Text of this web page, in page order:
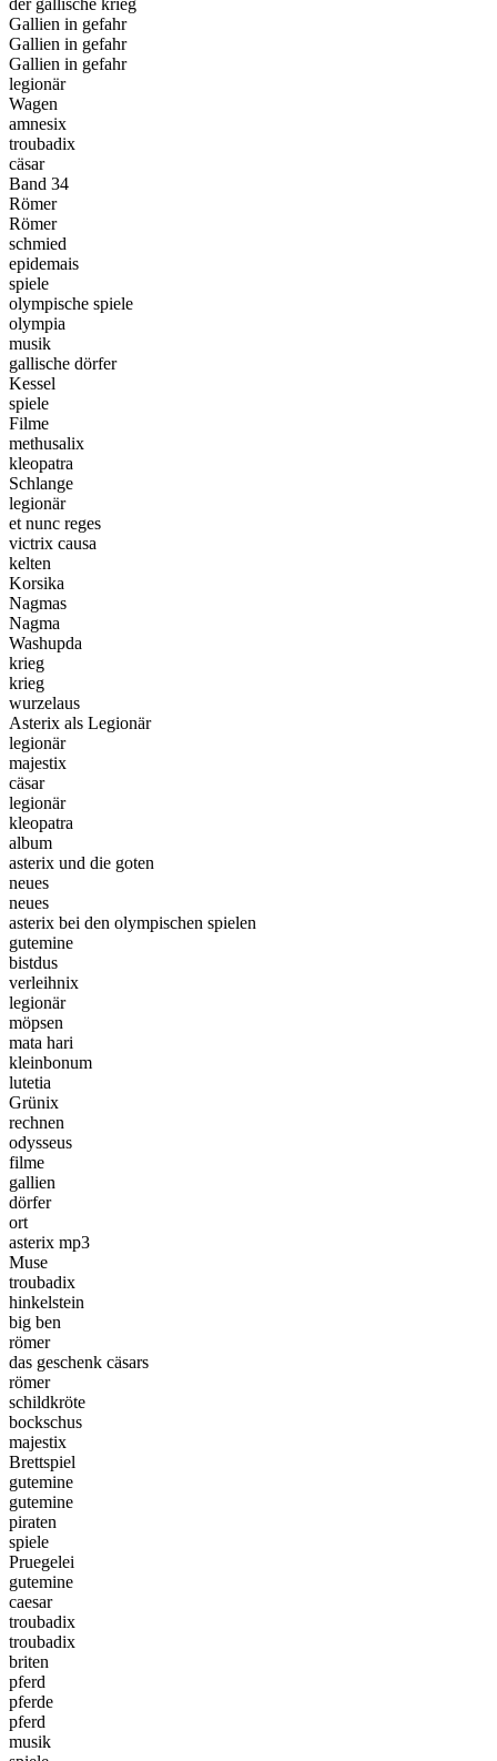
Gallien in gefahr
Gallien in gefahr
Gallien in gefahr
legionär
Wagen
amnesix
troubadix
cäsar
Band 34
Römer
Römer
schmied
epidemais
spiele
olympische spiele
olympia
musik
gallische dörfer
Kessel
spiele
Filme
methusalix
kleopatra
Schlange
legionär
et nunc reges
victrix causa
kelten
Korsika
Nagmas
Nagma
Washupda
krieg
krieg
wurzelaus
Asterix als Legionär
legionär
majestix
cäsar
legionär
kleopatra
album
asterix und die goten
neues
neues
asterix bei den olympischen spielen
gutemine
bistdus
verleihnix
legionär
möpsen
mata hari
kleinbonum
lutetia
Grünix
rechnen
odysseus
filme
gallien
dörfer
ort
asterix mp3
Muse
troubadix
hinkelstein
big ben
römer
das geschenk cäsars
römer
schildkröte
bockschus
majestix
Brettspiel
gutemine
gutemine
piraten
spiele
Pruegelei
gutemine
caesar
troubadix
troubadix
briten
pferd
pferde
pferd
musik